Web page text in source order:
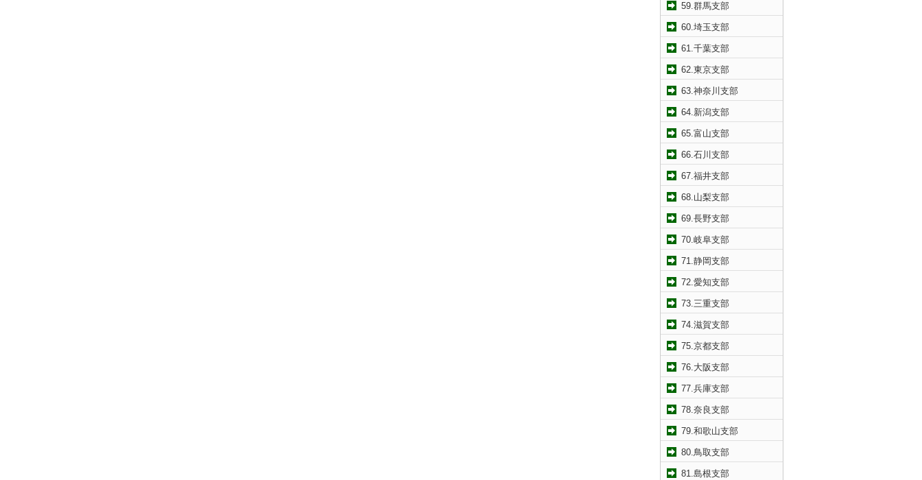
59.群馬支部
60.埼玉支部
61.千葉支部
62.東京支部
63.神奈川支部
64.新潟支部
65.富山支部
66.石川支部
67.福井支部
68.山梨支部
69.長野支部
70.岐阜支部
71.静岡支部
72.愛知支部
73.三重支部
74.滋賀支部
75.京都支部
76.大阪支部
77.兵庫支部
78.奈良支部
79.和歌山支部
80.鳥取支部
81.島根支部